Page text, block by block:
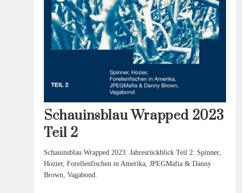
Schauinsblau Wrapped 2023
Teil 2
Schauinsblau Wrapped 2023. Jahresrückblick Teil 2: Spinner,
Hozier, Forellenfischen in Amerika, JPEGMafia & Danny
Brown, Vagabond.